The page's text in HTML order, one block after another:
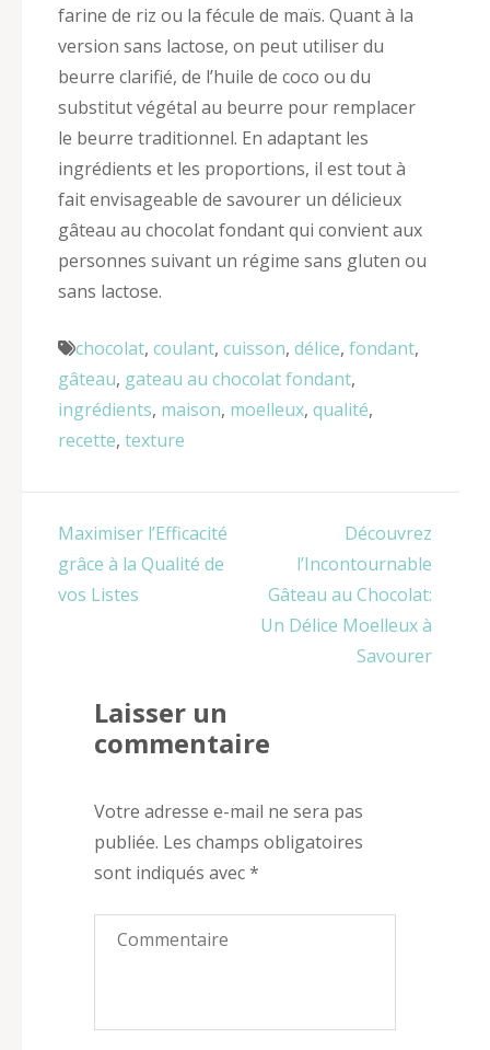
farine de riz ou la fécule de maïs. Quant à la
version sans lactose, on peut utiliser du
beurre clarifié, de l’huile de coco ou du
substitut végétal au beurre pour remplacer
le beurre traditionnel. En adaptant les
ingrédients et les proportions, il est tout à
fait envisageable de savourer un délicieux
gâteau au chocolat fondant qui convient aux
personnes suivant un régime sans gluten ou
sans lactose.
chocolat, coulant, cuisson, délice, fondant,
gâteau, gateau au chocolat fondant,
ingrédients, maison, moelleux, qualité,
recette, texture
Navigation
de
l’article
Maximiser l’Efficacité
grâce à la Qualité de
vos Listes
Découvrez
l’Incontournable
Gâteau au Chocolat:
Un Délice Moelleux à
Savourer
Laisser un
commentaire
Votre adresse e-mail ne sera pas
publiée. Les champs obligatoires
sont indiqués avec*